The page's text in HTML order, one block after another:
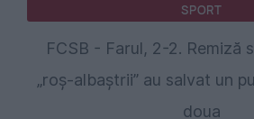
SPORT
FCSB - Farul, 2-2. Remiză
„roș-albaștrii” au salvat un
doua